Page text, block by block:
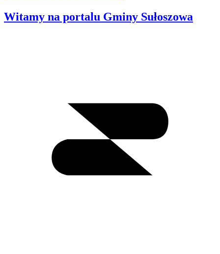
Witamy na portalu Gminy Sułoszowa